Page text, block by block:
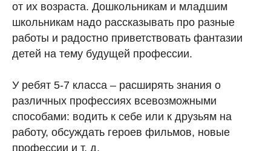
от их возраста. Дошкольникам и младшим
школьникам надо рассказывать про разные
работы и радостно приветствовать фантазии
детей на тему будущей профессии.
У ребят 5-7 класса – расширять знания о
различных профессиях всевозможными
способами: водить к себе или к друзьям на
работу, обсуждать героев фильмов, новые
профессии и т. д.